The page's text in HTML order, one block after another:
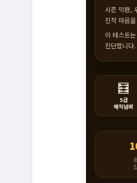
시즌 막판,
진작 마음
이 테스트
진단합니다.
🧮
S급
매직넘버